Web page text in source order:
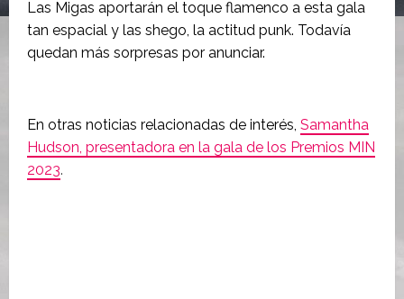
Las Migas aportarán el toque flamenco a esta gala
tan espacial y las shego, la actitud punk. Todavía
quedan más sorpresas por anunciar.
En otras noticias relacionadas de interés, Samantha
Hudson, presentadora en la gala de los Premios MIN
2023.